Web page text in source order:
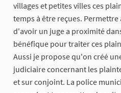
villages et petites villes ces
temps à être reçues.
d'avoir un juge a proximité
bénéfique pour traiter ces
Aussi je propose qu'on créé
judiciaire concernant les
et sur conjoint. La police